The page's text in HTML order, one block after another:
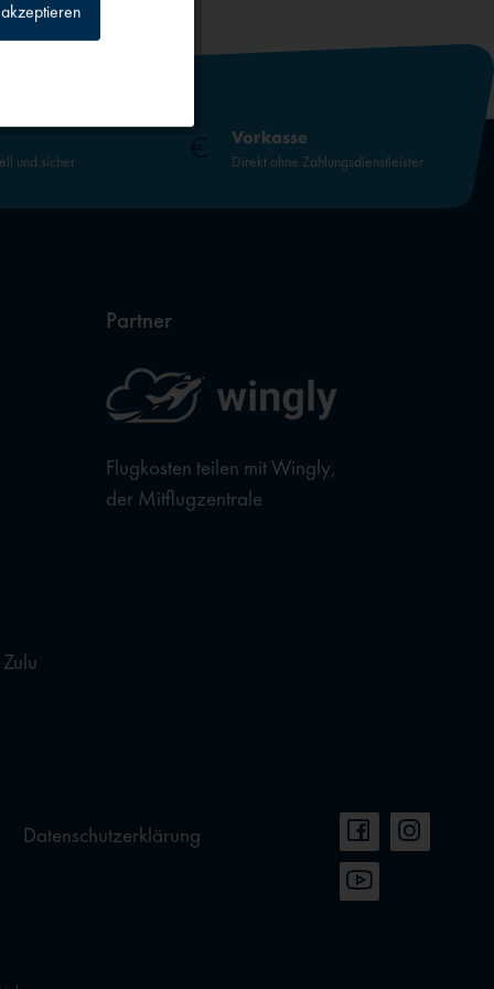
und sicher
Vorkasse
Direkt ohne Zahlungsdienstleister
Partner
Flugkosten teilen mit Wingly,
der Mitflugzentrale
Datenschutzerklärung
Inaktiv